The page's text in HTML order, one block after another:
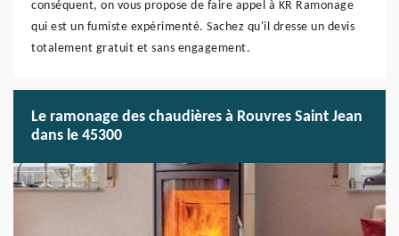
conséquent, on vous propose de faire appel à KR Ramonage
qui est un fumiste expérimenté. Sachez qu'il dresse un devis
totalement gratuit et sans engagement.
Le ramonage des chaudières à Rouvres Saint Jean
dans le 45300